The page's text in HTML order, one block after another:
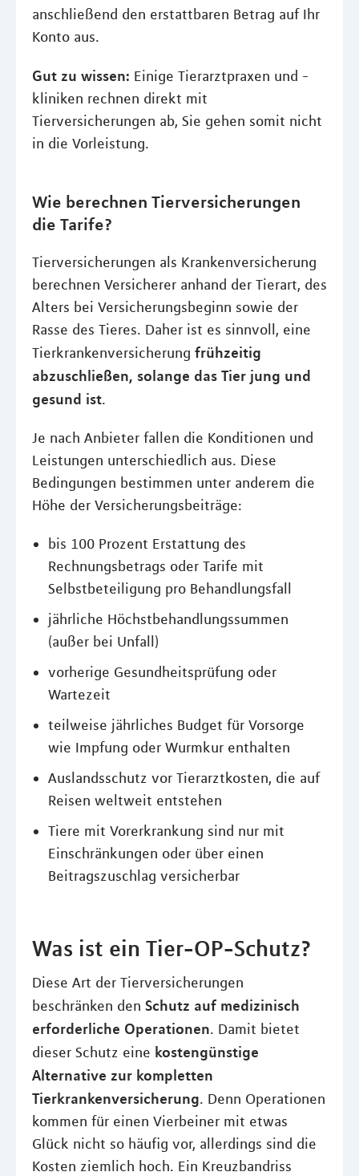
anschließend den erstattbaren Betrag auf Ihr
Konto aus.
Gut zu wissen: Einige Tierarztpraxen und -
kliniken rechnen direkt mit
Tierversicherungen ab, Sie gehen somit nicht
in die Vorleistung.
Wie berechnen Tierversicherungen
die Tarife?
Tierversicherungen als Krankenversicherung
berechnen Versicherer anhand der Tierart, des
Alters bei Versicherungsbeginn sowie der
Rasse des Tieres. Daher ist es sinnvoll, eine
Tierkrankenversicherung frühzeitig
abzuschließen, solange das Tier jung und
gesund ist.
Je nach Anbieter fallen die Konditionen und
Leistungen unterschiedlich aus. Diese
Bedingungen bestimmen unter anderem die
Höhe der Versicherungsbeiträge:
bis 100 Prozent Erstattung des
Rechnungsbetrags oder Tarife mit
Selbstbeteiligung pro Behandlungsfall
jährliche Höchstbehandlungssummen
(außer bei Unfall)
vorherige Gesundheitsprüfung oder
Wartezeit
teilweise jährliches Budget für Vorsorge
wie Impfung oder Wurmkur enthalten
Auslandsschutz vor Tierarztkosten, die auf
Reisen weltweit entstehen
Tiere mit Vorerkrankung sind nur mit
Einschränkungen oder über einen
Beitragszuschlag versicherbar
Was ist ein Tier-OP-Schutz?
Diese Art der Tierversicherungen
beschränken den Schutz auf medizinisch
erforderliche Operationen. Damit bietet
dieser Schutz eine kostengünstige
Alternative zur kompletten
Tierkrankenversicherung. Denn Operationen
kommen für einen Vierbeiner mit etwas
Glück nicht so häufig vor, allerdings sind die
Kosten ziemlich hoch. Ein Kreuzbandriss